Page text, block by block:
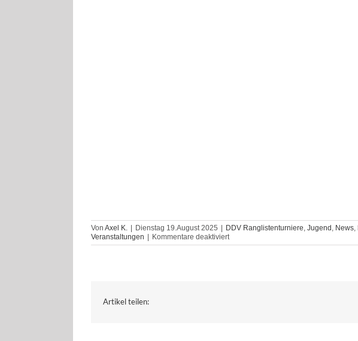
Von Axel K. Dienstag 19.August 2025 DDV Ranglistenturniere, Jugend , News,
Veranstaltungen
Kommentare deaktiviertfür
1.
Artikel teilen: